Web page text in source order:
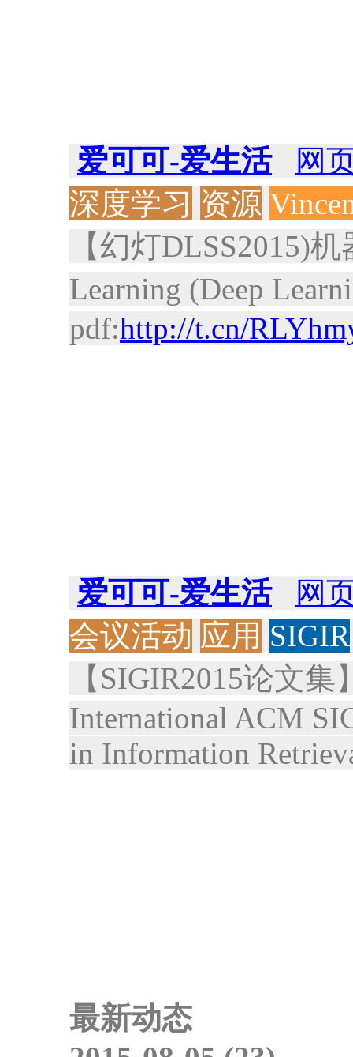
爱可可-爱生活
网
深度学习 资源
【幻灯DLSS2015)
Learning (Deep
pdf:http://t.cn/
爱可可-爱生活
网
会议活动 应用 SIGIR
【SIGIR2015论文集
International ACM
in Information
最新动态